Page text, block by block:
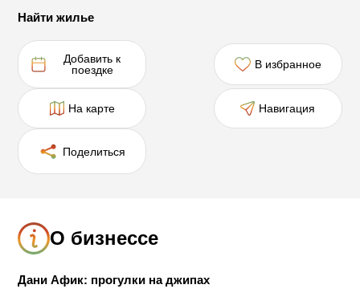
Найти жилье
Добавить к
поездке
В избранное
На карте Навигация
Поделиться
О бизнессе
Дани Афик: прогулки на джипах